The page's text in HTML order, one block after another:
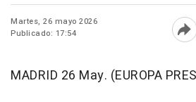
Martes, 26 mayo 2026
Publicado: 17:54
MADRID 26 May. (EUROPA